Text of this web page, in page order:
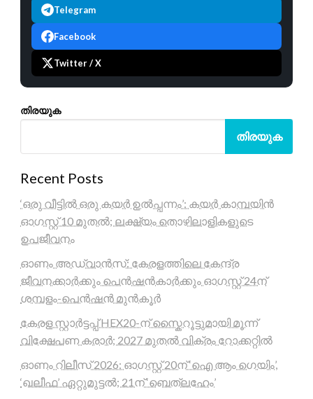
Telegram
Facebook
Twitter / X
തിരയുക
തിരയുക
Recent Posts
‘ഒരു വീട്ടിൽ ഒരു കയർ ഉൽപ്പന്നം’: കയർ കാമ്പയിൻ
ഓഗസ്റ്റ് 10 മുതൽ; ലക്ഷ്യം തൊഴിലാളികളുടെ
ഉപജീവനം
ഓണം അഡ്വാൻസ്: കേരളത്തിലെ കേന്ദ്ര
ജീവനക്കാർക്കും പെൻഷൻകാർക്കും ഓഗസ്റ്റ് 24ന്
ശമ്പളം-പെൻഷൻ മുൻകൂർ
കേരള സ്റ്റാർട്ടപ്പ് HEX20-ന് സ്കൈറൂട്ടുമായി മൂന്ന്
വിക്ഷേപണ കരാർ; 2027 മുതൽ വിക്രം റോക്കറ്റിൽ
ഓണം റിലീസ് 2026: ഓഗസ്റ്റ് 20ന് ‘ഐ ആം ഗെയിം’,
‘ഖലീഫ’ ഏറ്റുമുട്ടൽ; 21ന് ‘ബെത്‌ലഹേം’